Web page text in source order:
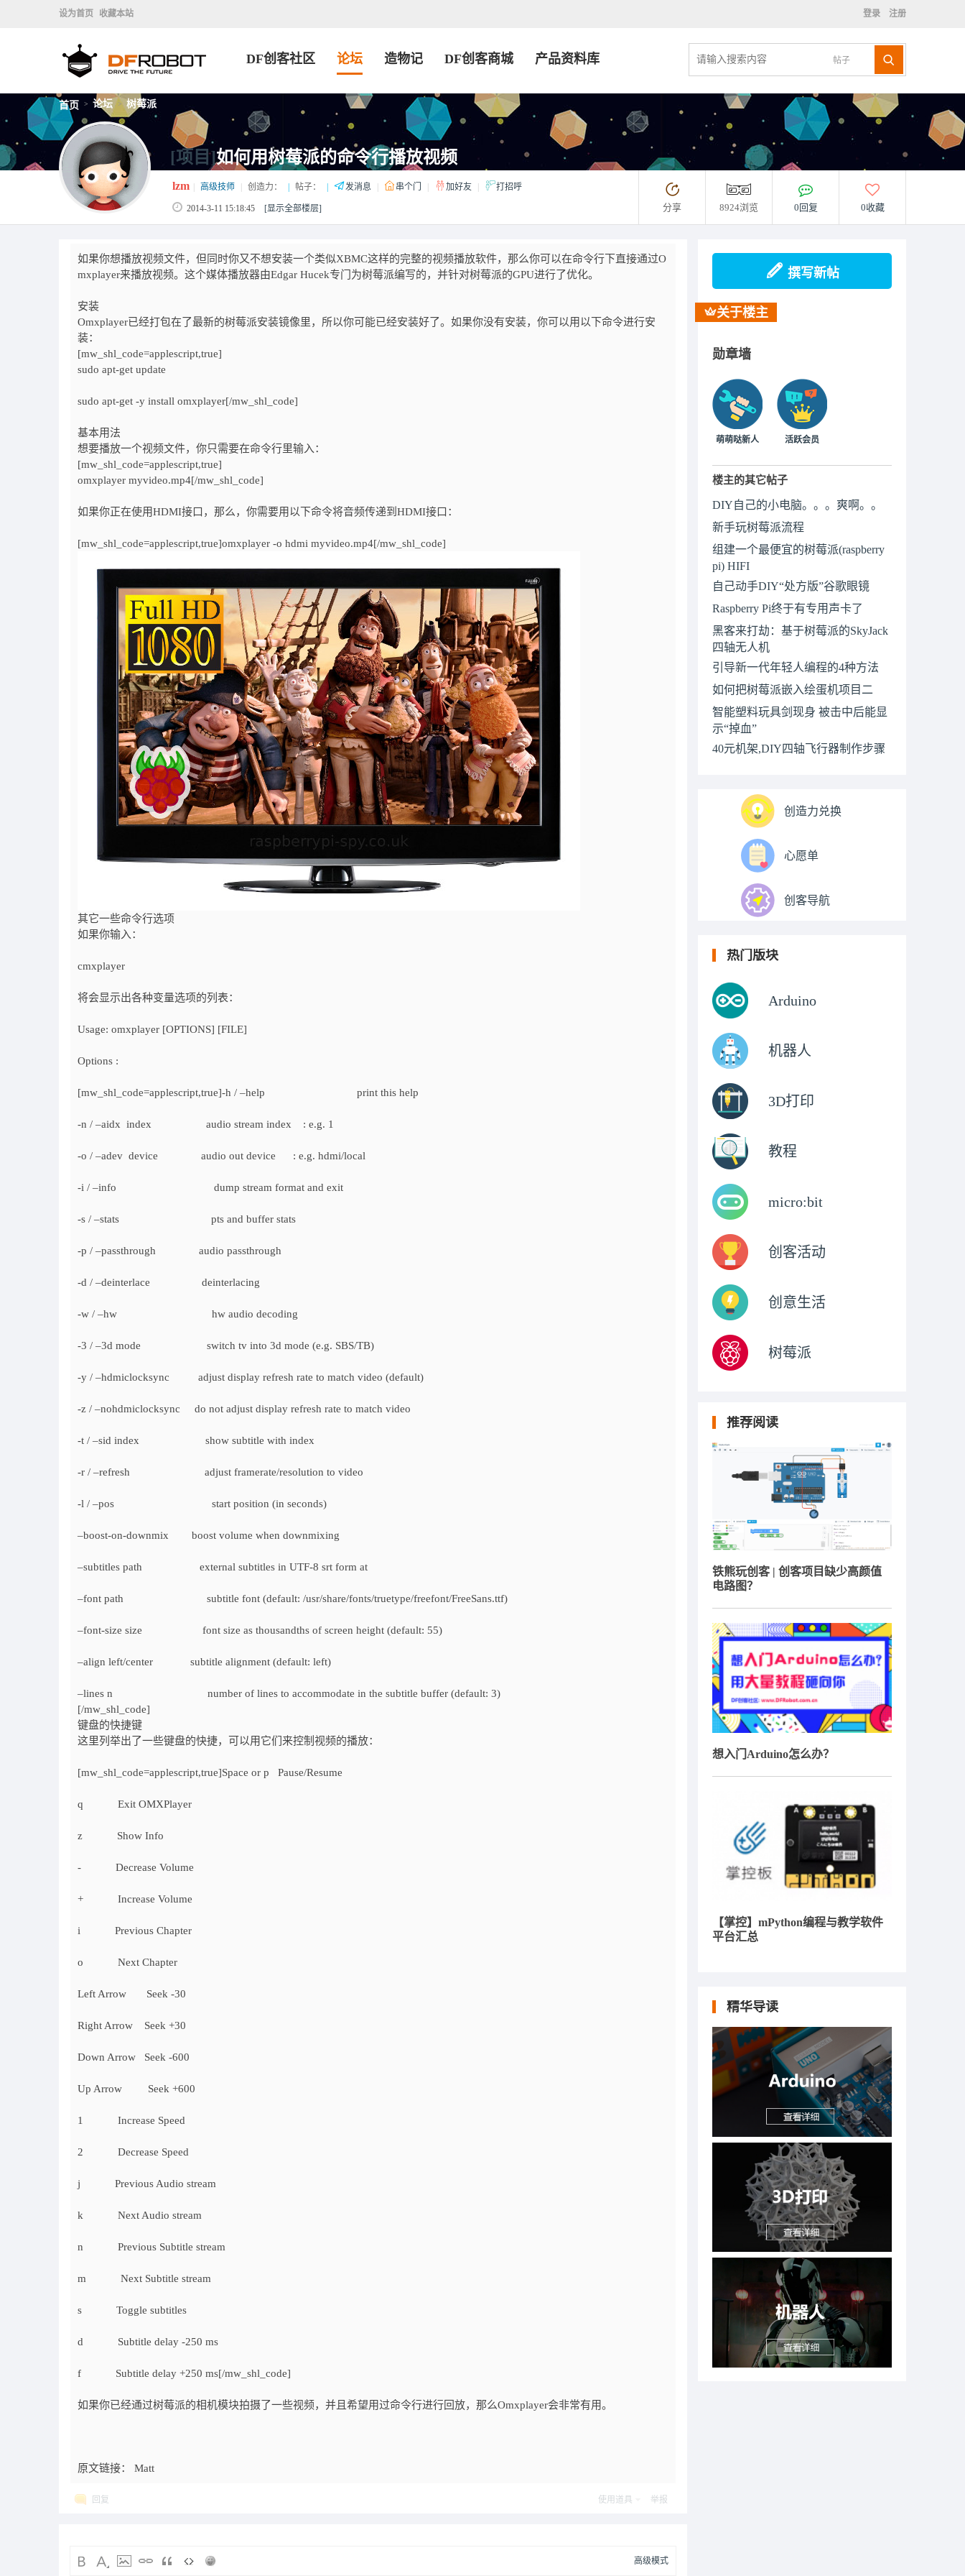
设为首页 收藏本站 登录 注册
帖子
DF创客社区 论坛 造物记 DF创客商城 产品资料库
首页 > 论坛 > 树莓派
[项目]如何用树莓派的命令行播放视频
lzm 高级技师 创造力： 帖子： 发消息 串个门 加好友 打招呼
2014-3-11 15:18:45 [显示全部楼层] 分享 8924浏览 0回复 0收藏
如果你想播放视频文件，但同时你又不想安装一个类似XBMC这样的完整的视频播放软件，那么你可以在命令行下直接通过O
mxplayer来播放视频。这个媒体播放器由Edgar Hucek专门为树莓派编写的，并针对树莓派的GPU进行了优化。
安装
Omxplayer已经打包在了最新的树莓派安装镜像里，所以你可能已经安装好了。如果你没有安装，你可以用以下命令进行安
装：
[mw_shl_code=applescript,true]
sudo apt-get update
sudo apt-get -y install omxplayer[/mw_shl_code]
基本用法
想要播放一个视频文件，你只需要在命令行里输入：
[mw_shl_code=applescript,true]
omxplayer myvideo.mp4[/mw_shl_code]
如果你正在使用HDMI接口，那么，你需要用以下命令将音频传递到HDMI接口：
[mw_shl_code=applescript,true]omxplayer -o hdmi myvideo.mp4[/mw_shl_code]
其它一些命令行选项
如果你输入：
cmxplayer
将会显示出各种变量选项的列表：
Usage: omxplayer [OPTIONS] [FILE]
Options :
[mw_shl_code=applescript,true]-h / –help print this help
-n / –aidx index audio stream index : e.g. 1
-o / –adev device audio out device : e.g. hdmi/local
-i / –info dump stream format and exit
-s / –stats pts and buffer stats
-p / –passthrough audio passthrough
-d / –deinterlace deinterlacing
-w / –hw hw audio decoding
-3 / –3d mode switch tv into 3d mode (e.g. SBS/TB)
-y / –hdmiclocksync adjust display refresh rate to match video (default)
-z / –nohdmiclocksync do not adjust display refresh rate to match video
-t / –sid index show subtitle with index
-r / –refresh adjust framerate/resolution to video
-l / –pos start position (in seconds)
–boost-on-downmix boost volume when downmixing
–subtitles path external subtitles in UTF-8 srt form at
–font path subtitle font (default: /usr/share/fonts/truetype/freefont/FreeSans.ttf)
–font-size size font size as thousandths of screen height (default: 55)
–align left/center subtitle alignment (default: left)
–lines n number of lines to accommodate in the subtitle buffer (default: 3)
[/mw_shl_code]
键盘的快捷键
这里列举出了一些键盘的快捷，可以用它们来控制视频的播放：
[mw_shl_code=applescript,true]Space or p Pause/Resume
q Exit OMXPlayer
z Show Info
- Decrease Volume
+ Increase Volume
i Previous Chapter
o Next Chapter
Left Arrow Seek -30
Right Arrow Seek +30
Down Arrow Seek -600
Up Arrow Seek +600
1 Increase Speed
2 Decrease Speed
j Previous Audio stream
k Next Audio stream
n Previous Subtitle stream
m Next Subtitle stream
s Toggle subtitles
d Subtitle delay -250 ms
f Subtitle delay +250 ms[/mw_shl_code]
如果你已经通过树莓派的相机模块拍摄了一些视频，并且希望用过命令行进行回放，那么Omxplayer会非常有用。
原文链接： Matt
回复 使用道具 举报
高级模式
撰写新帖
关于楼主
勋章墙
萌萌哒新人 活跃会员
楼主的其它帖子
DIY自己的小电脑。。。爽啊。。
新手玩树莓派流程
组建一个最便宜的树莓派(raspberry
pi) HIFI
自己动手DIY“处方版”谷歌眼镜
Raspberry Pi终于有专用声卡了
黑客来打劫：基于树莓派的SkyJack
四轴无人机
引导新一代年轻人编程的4种方法
如何把树莓派嵌入绘蛋机项目二
智能塑料玩具剑现身 被击中后能显
示“掉血”
40元机架,DIY四轴飞行器制作步骤
创造力兑换
心愿单
创客导航
热门版块
Arduino
机器人
3D打印
教程
micro:bit
创客活动
创意生活
树莓派
推荐阅读
铁熊玩创客 | 创客项目缺少高颜值
电路图？
想入门Arduino怎么办？
【掌控】mPython编程与教学软件
平台汇总
精华导读